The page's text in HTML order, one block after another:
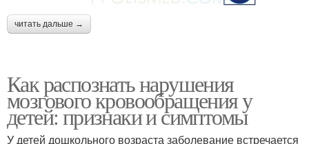
читать дальше →
Как распознать нарушения
мозгового кровообращения у
детей: признаки и симптомы
У детей дошкольного возраста заболевание встречается